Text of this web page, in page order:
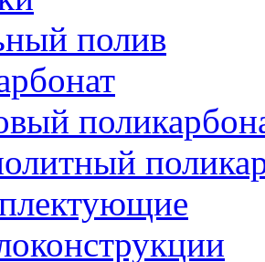
полив